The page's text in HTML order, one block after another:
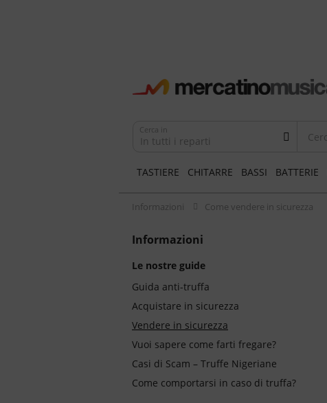
In tutti i reparti
Cerca in
TASTIERE CHITARRE BASSI BATTERIE
Informazioni Come vendere in sicurezza
Informazioni
Le nostre guide
Guida anti-truffa
Acquistare in sicurezza
Vendere in sicurezza
Vuoi sapere come farti fregare?
Casi di Scam – Truffe Nigeriane
Come comportarsi in caso di truffa?